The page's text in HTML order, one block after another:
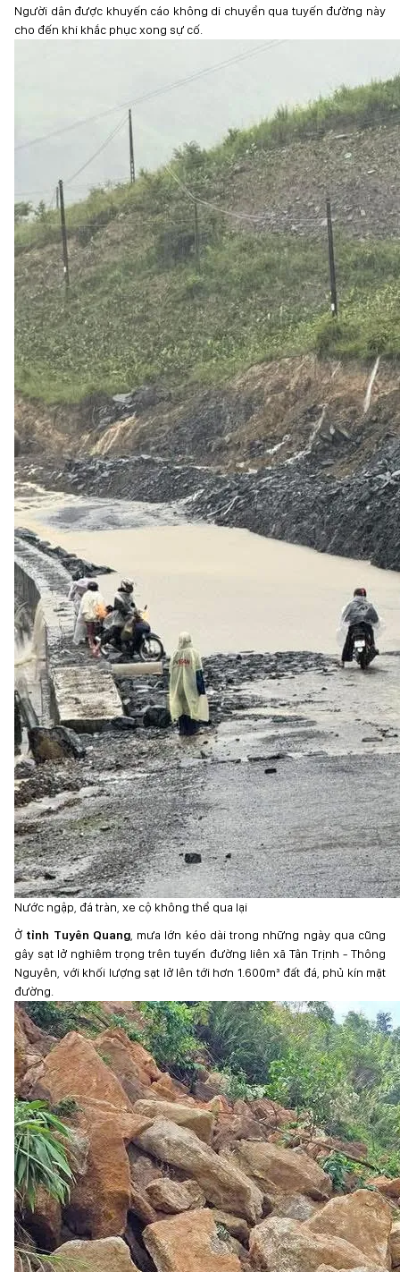
Người dân được khuyến cáo không di chuyển qua tuyến đường này
cho đến khi khắc phục xong sự cố.
Nước ngập, đá tràn, xe cộ không thể qua lại
Ở tỉnh Tuyên Quang, mưa lớn kéo dài trong những ngày qua cũng
gây sạt lở nghiêm trọng trên tuyến đường liên xã Tân Trịnh - Thông
Nguyên, với khối lượng sạt lở lên tới hơn 1.600m³ đất đá, phủ kín mặt
đường.